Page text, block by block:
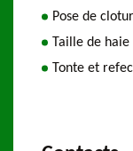
Pose de
Taille de haie
Tonte et